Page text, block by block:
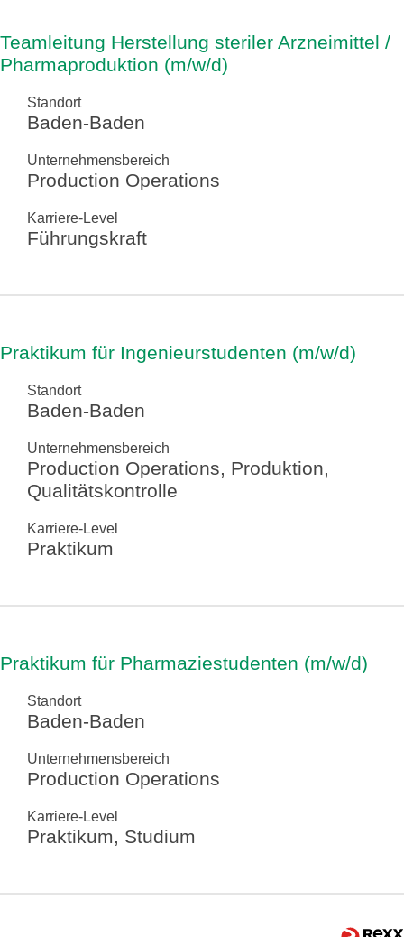
Teamleitung Herstellung steriler Arzneimittel /
Pharmaproduktion (m/w/d)
Standort
Baden-Baden
Unternehmensbereich
Production Operations
Karriere-Level
Führungskraft
Praktikum für Ingenieurstudenten (m/w/d)
Standort
Baden-Baden
Unternehmensbereich
Production Operations, Produktion,
Qualitätskontrolle
Karriere-Level
Praktikum
Praktikum für Pharmaziestudenten (m/w/d)
Standort
Baden-Baden
Unternehmensbereich
Production Operations
Karriere-Level
Praktikum, Studium